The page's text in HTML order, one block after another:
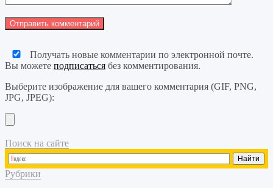
Получать новые комментарии по электронной почте.
Вы можете подписаться без комментирования.
Выберите изображение для вашего комментария (GIF, PNG,
JPG, JPEG):
Поиск на сайте
Рубрики